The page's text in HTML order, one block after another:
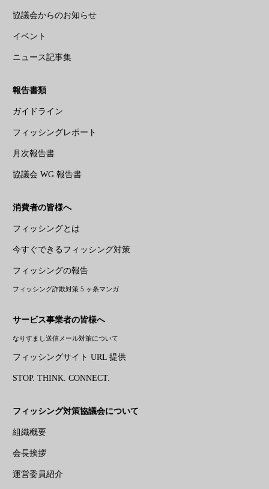
協議会からのお知らせ
イベント
ニュース記事集
報告書類
ガイドライン
フィッシングレポート
月次報告書
協議会 WG 報告書
消費者の皆様へ
フィッシングとは
今すぐできるフィッシング対策
フィッシングの報告
フィッシング詐欺対策 5 ヶ条マンガ
サービス事業者の皆様へ
なりすまし送信メール対策について
フィッシングサイト URL 提供
STOP. THINK. CONNECT.
フィッシング対策協議会について
組織概要
会長挨拶
運営委員紹介